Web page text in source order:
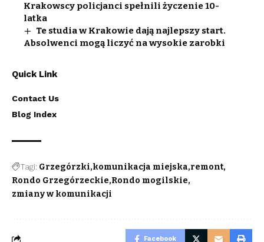
Krakowscy policjanci spełnili życzenie 10-
latka
Te studia w Krakowie dają najlepszy start.
Absolwenci mogą liczyć na wysokie zarobki
Quick Link
Contact Us
Blog Index
Tagi: Grzegórzki komunikacja miejska remont
Rondo Grzegórzeckie Rondo mogilskie
zmiany w komunikacji
Facebook